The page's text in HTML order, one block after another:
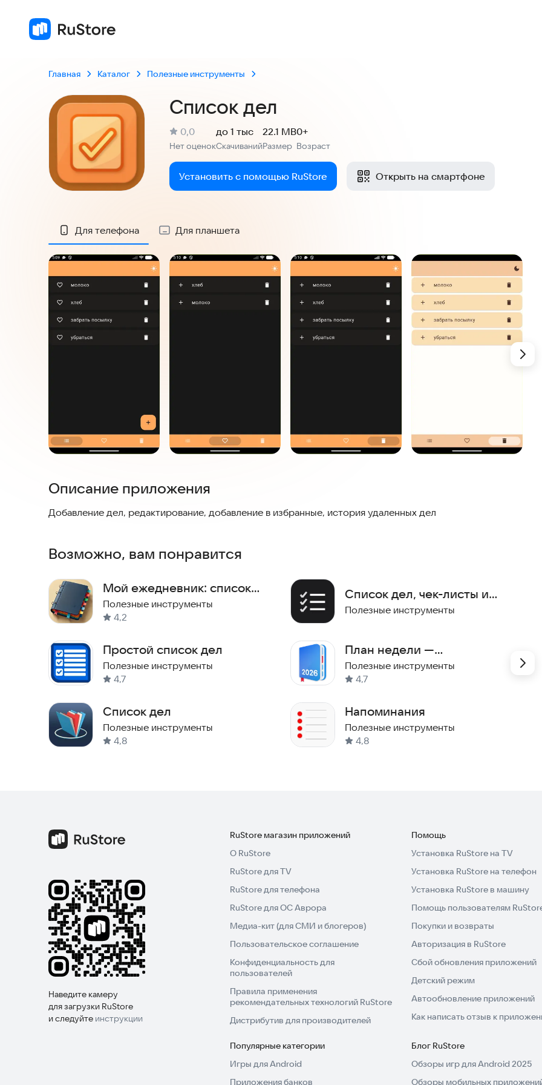
Главная Каталог Полезные инструменты
Список дел
Рейтинг:
0,0
Нет оценокСкачиваний
до 1 тыс
Размер
22.1 MB
Возраст
0+
Установить с помощью RuStore Открыть на смартфоне
Для телефона Для планшета
Описание приложения
Добавление дел, редактирование, добавление в избранные, история удаленных дел
Возможно, вам понравится
Мой ежедневник: список
дел
Полезные инструменты
4,2
Простой список дел
Полезные инструменты
4,7
Список дел
Полезные инструменты
4,8
Список дел, чек-листы и
заметки — Ordo
Полезные инструменты
План недели —
Ежедневник
Полезные инструменты
4,7
Напоминания
Полезные инструменты
4,8
Наведите камеру
для загрузки RuStore
и следуйте инструкции
RuStore магазин приложений
О RuStore
RuStore для TV
RuStore для телефона
RuStore для ОС Аврора
Медиа-кит (для СМИ и блогеров)
Пользовательское соглашение
Конфиденциальность для
пользователей
Правила применения
рекомендательных технологий RuStore
Дистрибутив для производителей
Помощь
Установка RuStore на TV
Установка RuStore на телефон
Установка RuStore в машину
Помощь пользователям
Покупки и возвраты
Авторизация в RuStore
Сбой обновления приложений
Детский режим
Автообновление приложений
Как написать отзыв к
Популярные категории
Игры для Android
Приложения банков
Блог RuStore
Обзоры игр для Android 2025
Обзоры мобильных